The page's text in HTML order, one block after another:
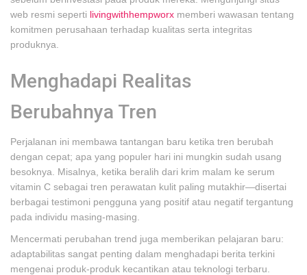
web resmi seperti livingwithhempworx memberi wawasan tentang
komitmen perusahaan terhadap kualitas serta integritas
produknya.
Menghadapi Realitas
Berubahnya Tren
Perjalanan ini membawa tantangan baru ketika tren berubah
dengan cepat; apa yang populer hari ini mungkin sudah usang
besoknya. Misalnya, ketika beralih dari krim malam ke serum
vitamin C sebagai tren perawatan kulit paling mutakhir—disertai
berbagai testimoni pengguna yang positif atau negatif tergantung
pada individu masing-masing.
Mencermati perubahan trend juga memberikan pelajaran baru:
adaptabilitas sangat penting dalam menghadapi berita terkini
mengenai produk-produk kecantikan atau teknologi terbaru.